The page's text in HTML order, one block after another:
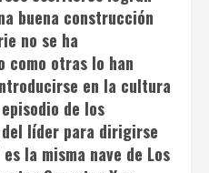
buena construcción
no se ha
como otras lo han
en la cultura
de los
líder para dirigirse
la misma nave de Los